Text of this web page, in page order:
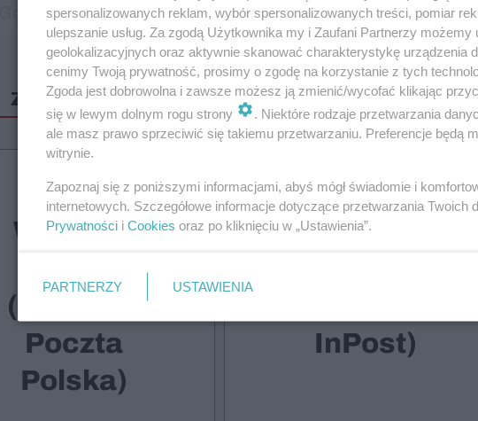
Zostało jeszcze do przeczytania 97% treści
Druk +
Wydanie
(dostawa
Poczta
Polska)
Druk +
Wydanie
InPost)
spersonalizowanych reklam, wybór spersonalizowanych treści, pomiar
ulepszanie usług. Za zgodą Użytkownika my i Zaufani Partnerzy możemy
geolokalizacyjnych oraz aktywnie skanować charakterystykę urządzenia
cenimy Twoją prywatność, prosimy o zgodę na korzystanie z tych
Zgoda jest dobrowolna i zawsze możesz ją zmienić/wycofać klikając
się w lewym dolnym rogu strony
. Niektóre rodzaje przetwarzania
ale masz prawo sprzeciwić się takiemu przetwarzaniu. Preferencje będą
witrynie.
Zapoznaj się z poniższymi informacjami, abyś mógł świadomie i
internetowych. Szczegółowe informacje dotyczące przetwarzania Twoich
Prywatności i Cookies oraz po kliknięciu w „Ustawienia”.
PARTNERZY USTAWIENIA